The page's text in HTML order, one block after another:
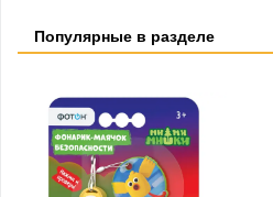
Популярные в разделе